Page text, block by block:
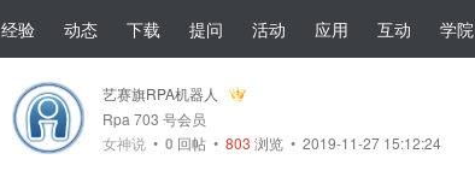
经验 动态 下载 提问 活动 应用 互动 学院
艺赛旗RPA机器人
Rpa 703 号会员
女神说 • 0 回帖 • 803 浏览 • 2019-11-27 15:12:24